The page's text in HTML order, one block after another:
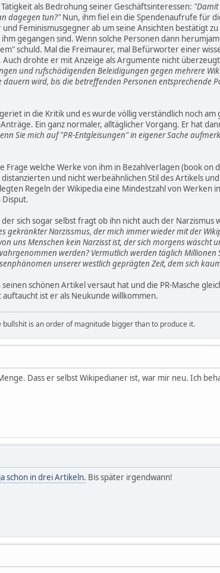
als Bedrohung seiner Geschäftsinteressen:
dagegen tun?"Nun, ihm fiel ein die Spendenaufrufe für
Feminismusgegner ab um seine Ansichten bestätigt
gegangen sind. Wenn solche Personen dann
schuld. Mal die Freimaurer, mal Befürworter einer
Auch drohte er mit Anzeige als Argumente nicht
und rufschädigenden Beleidigungen gegen mehrere
dauern wird, bis die betreffenden Personen entsprechende
in die Kritik und es wurde völlig verständlich noch am
Ein ganz normaler, alltäglicher Vorgang. Er hat
Sie mich auf "PR-Entgleisungen" in eigener Sache
Frage welche Werke von ihm in Bezahlverlagen (book
distanzierten und nicht werbeähnlichen Stil des Artikels
Regeln der Wikipedia eine Mindestzahl von Werken
sich sogar selbst fragt ob ihn nicht auch der
gekränkter Narzissmus, der mich immer wieder mit der
uns Menschen kein Narzisst ist, der sich morgens
werden? Vermutlich werden täglich
unserer westlich geprägten Zeit, dem sich
schönen Artikel versaut hat und die PR-Masche
ist er als Neukunde willkommen.
is an order of magnitude bigger than to produce it.
Dass er selbst Wikipedianer ist, war mir neu. Ich
schon in drei Artikeln. Bis später irgendwann!